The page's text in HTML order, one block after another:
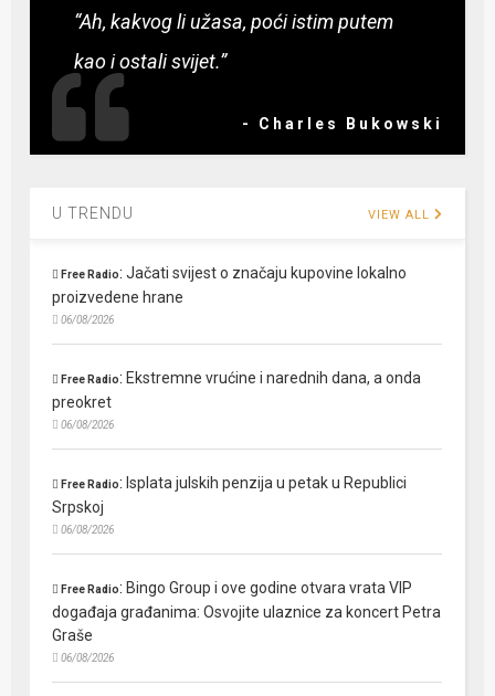
“Ah, kakvog li užasa, poći istim putem
kao i ostali svijet.”
- Charles Bukowski
U TRENDU VIEW ALL
Free Radio:Jačati svijest o značaju kupovine lokalno
proizvedene hrane
06/08/2026
Free Radio: Ekstremne vrućine i narednih dana, a onda
preokret
06/08/2026
Free Radio: Isplata julskih penzija u petak u Republici
Srpskoj
06/08/2026
Free Radio: Bingo Group i ove godine otvara vrata VIP
događaja građanima: Osvojite ulaznice za koncert Petra
Graše
06/08/2026